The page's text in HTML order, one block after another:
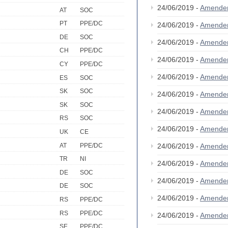
AT
SOC
PT
PPE/DC
DE
SOC
CH
PPE/DC
CY
PPE/DC
ES
SOC
SK
SOC
SK
SOC
RS
SOC
UK
CE
AT
PPE/DC
TR
NI
DE
SOC
DE
SOC
RS
PPE/DC
RS
PPE/DC
SE
PPE/DC
24/06/2019 -
24/06/2019 -
24/06/2019 -
24/06/2019 -
24/06/2019 -
24/06/2019 -
24/06/2019 -
24/06/2019 -
24/06/2019 -
24/06/2019 -
24/06/2019 -
24/06/2019 -
24/06/2019 -